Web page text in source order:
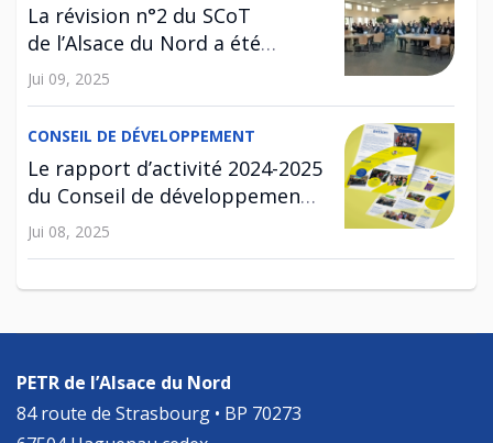
La révision n°2 du SCoT
de l’Alsace du Nord a été
approuvée !
Jui 09, 2025
CONSEIL DE DÉVELOPPEMENT
Le rapport d’activité 2024-2025
du Conseil de développement
est disponible !
Jui 08, 2025
SCOT
Avr 29, 2025
PETR de l’Alsace du Nord
84 route de Strasbourg • BP 70273